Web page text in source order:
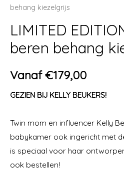
behang kiezelgrijs
LIMITED
beren behang
Vanaf €179,00
GEZIEN BIJ KELLY BEUKERS!
Twin mom en influencer Kelly
babykamer ook ingericht met de
is speciaal voor haar
ook bestellen!